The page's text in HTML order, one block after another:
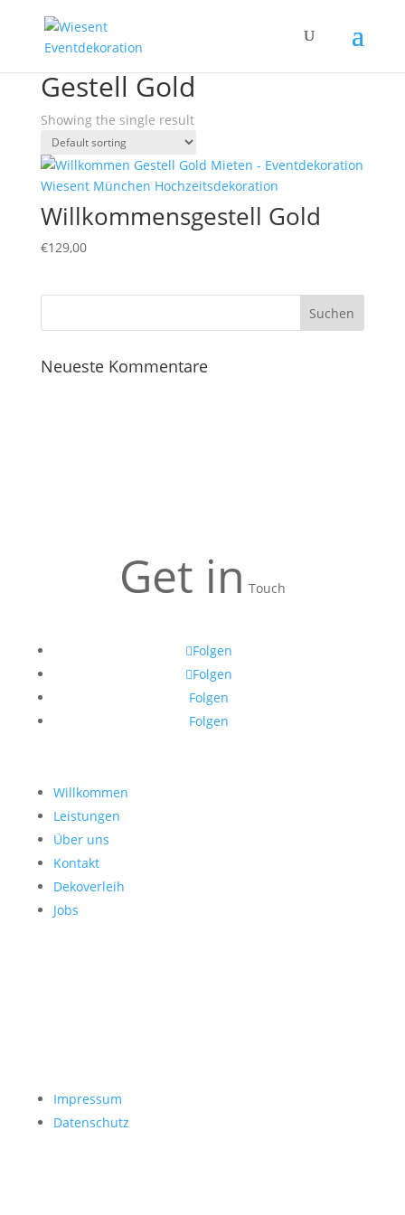
Gestell Gold
Showing the single result
Willkommensgestell Gold
€129,00
Neueste Kommentare
Get in Touch
Folgen
Folgen
Folgen
Folgen
Willkommen
Leistungen
Über uns
Kontakt
Dekoverleih
Jobs
Impressum
Datenschutz